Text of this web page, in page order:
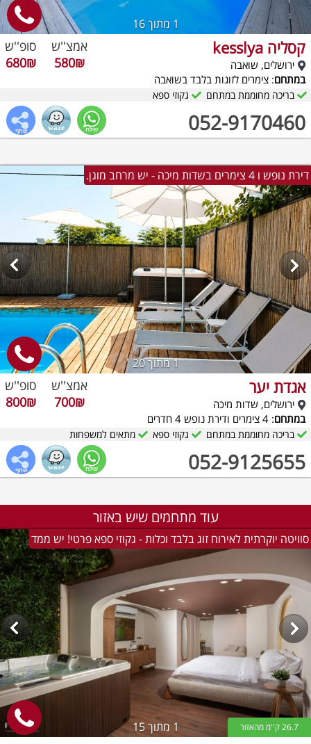
1 מתוך 16
קסליה kesslya
ירושלים, שואבה
במתחם: צימרים לזוגות בלבד בשואבה
052-9170460
אמצ''ש
580₪
סופ''ש
680₪
בריכה מחוממת במתחם גקוזי ספא
דירת נופש ו 4 צימרים בשדות מיכה - יש מרחב מוגן.
1מתוך 20
אגדת יער
ירושלים, שדות מיכה
במתחם: 4 צימרים ודירת נופש 4 חדרים
052-9125655
אמצ''ש
700₪
סופ''ש
800₪
בריכה מחוממת במתחם גקוזי ספא מתאים למשפחות
עוד מתחמים שיש באזור
סוויטה יוקרתית לאירוח זוג בלבד וכלות - גקוזי ספא פרטי! יש ממד
1מתוך 15 26.7 ק''מ מהאזור